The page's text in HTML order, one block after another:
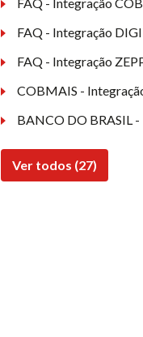
FAQ - Integração
FAQ - Integração
COBMAIS -
BANCO DO BRASIL
Ver todos (27)